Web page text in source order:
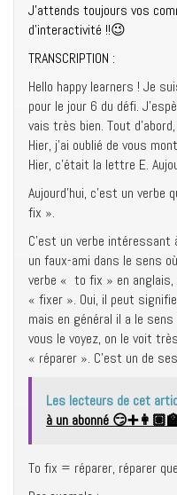
J’attends toujours vos
d’interactivité !!😉
TRANSCRIPTION :
Hello happy learners ! Je
pour le jour 6 du défi.
vais très bien. Tout
Hier, j’ai oublié de vous
Hier, c’était la lettre E.
Aujourd’hui, c’est un
fix ».
C’est un verbe
un faux-ami dans le sens
verbe « to fix » en anglais,
« fixer ». Oui, il peut
mais en général il a le
vous le voyez, on le voit
« réparer ». C’est un de
Les lecteurs de cet
à un abonné
To fix = réparer, réparer